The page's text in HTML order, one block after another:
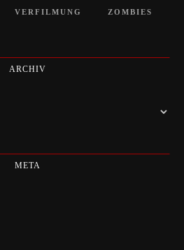
VERFILMUNG ZOMBIES
ARCHIV
META